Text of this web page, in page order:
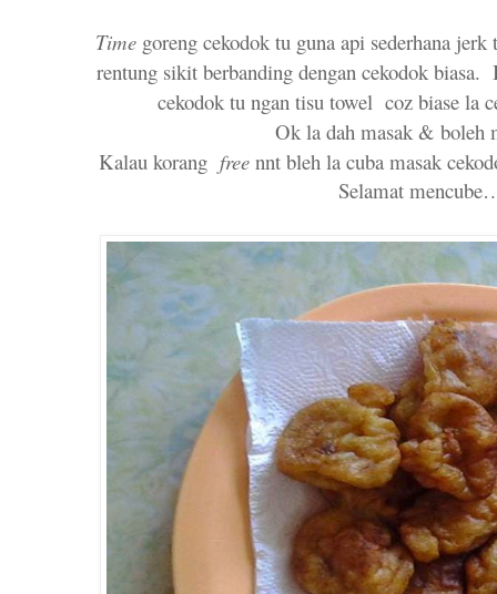
Time goreng cekodok tu guna api sederhana
rentung sikit berbanding dengan cekodok
cekodok tu ngan tisu towel coz biase la
Ok la dah masak & boleh
Kalau korangfree nnt bleh la cuba masak
Selamat